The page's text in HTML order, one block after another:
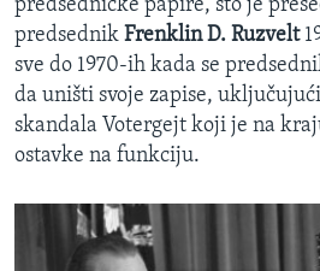
predsedničke papire, što je
predsednik Frenklin D. Ruzvelt
sve do 1970-ih kada se
da uništi svoje zapise,
skandala Votergejt koji je na
ostavke na funkciju.